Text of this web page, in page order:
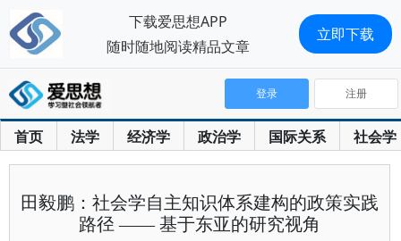
首页 法学 经济学 政治学 国际关系 社会学
登录 注册
田毅鹏：社会学自主知识体系建构的政策实践
路径 —— 基于东亚的研究视角
下载爱思想APP
随时随地阅读精品文章
立即下载